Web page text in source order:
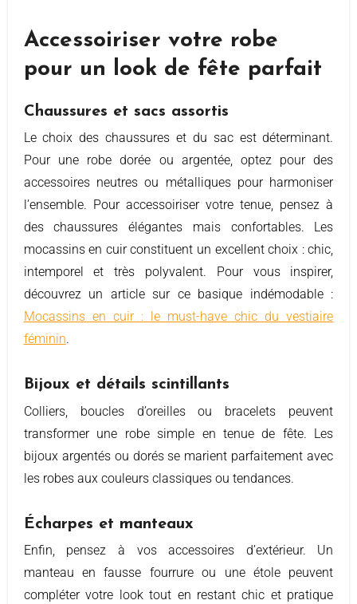
Accessoiriser votre robe
pour un look de fête parfait
Chaussures et sacs assortis
Le choix des chaussures et du sac est déterminant.
Pour une robe dorée ou argentée, optez pour des
accessoires neutres ou métalliques pour harmoniser
l’ensemble. Pour accessoiriser votre tenue, pensez à
des chaussures élégantes mais confortables. Les
mocassins en cuir constituent un excellent choix : chic,
intemporel et très polyvalent. Pour vous inspirer,
découvrez un article sur ce basique indémodable :
Mocassins en cuir : le must-have chic du vestiaire
féminin.
Bijoux et détails scintillants
Colliers, boucles d’oreilles ou bracelets peuvent
transformer une robe simple en tenue de fête. Les
bijoux argentés ou dorés se marient parfaitement avec
les robes aux couleurs classiques ou tendances.
Écharpes et manteaux
Enfin, pensez à vos accessoires d’extérieur. Un
manteau en fausse fourrure ou une étole peuvent
compléter votre look tout en restant chic et pratique